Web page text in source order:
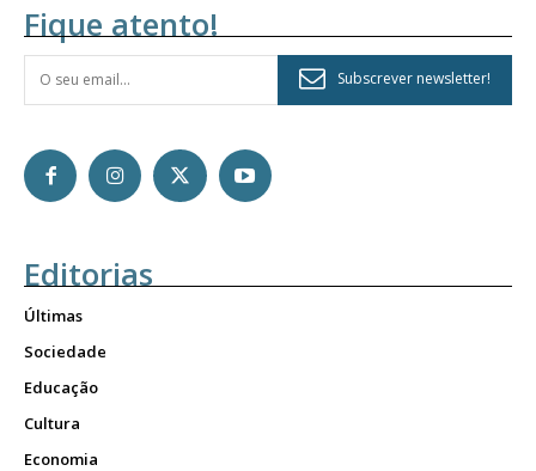
Fique atento!
Subscrever newsletter!
Editorias
Últimas
Sociedade
Educação
Cultura
Economia